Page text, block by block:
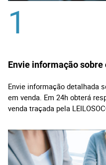
1
Envie informação
Envie informação detalhada
em venda. Em 24h obterá
venda traçada pela